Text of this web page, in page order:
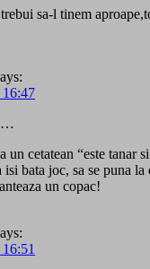
trebui sa-l tinem
16:47
un cetatean “este tanar
isi bata joc, sa se puna
un copac!